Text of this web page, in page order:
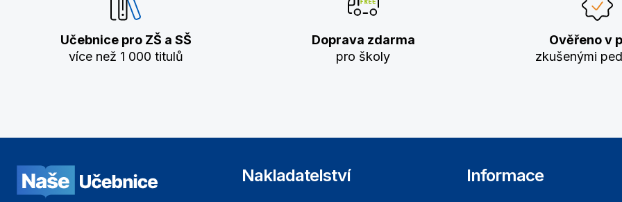
Učebnice pro ZŠ a SŠ
více než 1 000 titulů
Doprava zdarma
pro školy
Ověřeno v
zkušenými
Nakladatelství Informace